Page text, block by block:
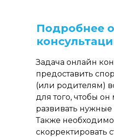
Подробнее о
Задача онлайн
предоставить
(или родителям)
для того, чтобы он
развивать
Также необходимо
скорректировать